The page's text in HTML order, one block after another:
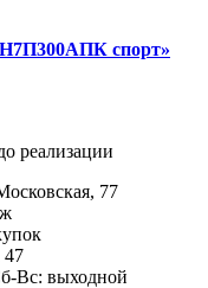
спорт»
реализации
77
47
Вс: выходной